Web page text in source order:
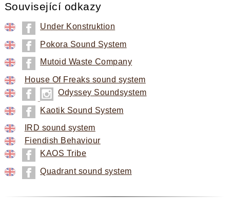
Související odkazy
Under Konstruktion
Pokora Sound System
Mutoid Waste Company
House Of Freaks sound system
Odyssey Soundsystem
Kaotik Sound System
IRD sound system
Fiendish Behaviour
KAOS Tribe
Quadrant sound system